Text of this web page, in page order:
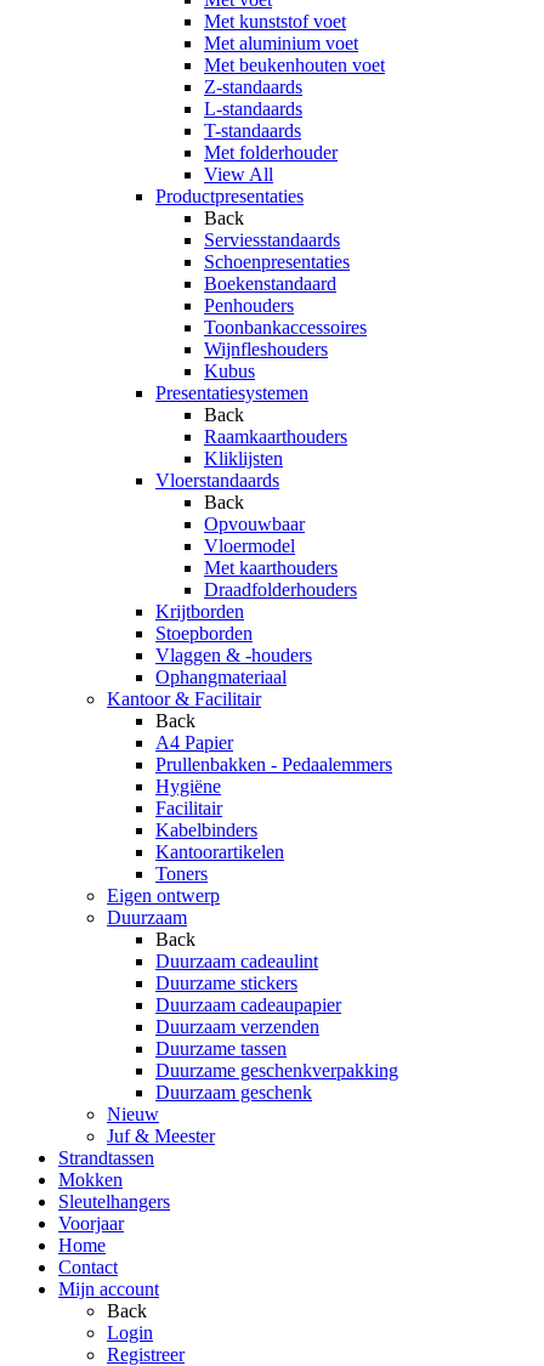
Met kunststof voet
Met aluminium voet
Met beukenhouten voet
Z-standaards
L-standaards
T-standaards
Met folderhouder
View All
Productpresentaties
Back
Serviesstandaards
Schoenpresentaties
Boekenstandaard
Penhouders
Toonbankaccessoires
Wijnfleshouders
Kubus
Presentatiesystemen
Back
Raamkaarthouders
Kliklijsten
Vloerstandaards
Back
Opvouwbaar
Vloermodel
Met kaarthouders
Draadfolderhouders
Krijtborden
Stoepborden
Vlaggen & -houders
Ophangmateriaal
Kantoor & Facilitair
Back
A4 Papier
Prullenbakken - Pedaalemmers
Hygiëne
Facilitair
Kabelbinders
Kantoorartikelen
Toners
Eigen ontwerp
Duurzaam
Back
Duurzaam cadeaulint
Duurzame stickers
Duurzaam cadeaupapier
Duurzaam verzenden
Duurzame tassen
Duurzame geschenkverpakking
Duurzaam geschenk
Nieuw
Juf & Meester
Strandtassen
Mokken
Sleutelhangers
Voorjaar
Home
Contact
Mijn account
Back
Login
Registreer